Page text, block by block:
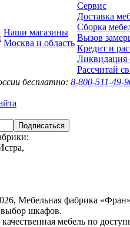
Наши магазины
Москва и область
Сервис
Доставка
Сборка
Вызов
Кредит и
Ликвидация
Рассчитай
бесплатно: 8-800-511-49-
Подписаться
Мебельная фабрика
шкафов.
мебель по